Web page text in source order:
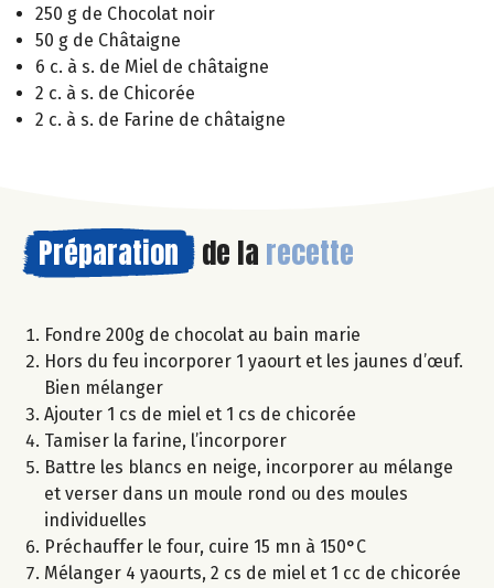
250 g de Chocolat noir
50 g de Châtaigne
6 c. à s. de Miel de châtaigne
2 c. à s. de Chicorée
2 c. à s. de Farine de châtaigne
Préparation de la recette
Fondre 200g de chocolat au bain marie
Hors du feu incorporer 1 yaourt et les jaunes d’œuf.
Bien mélanger
Ajouter 1 cs de miel et 1 cs de chicorée
Tamiser la farine, l’incorporer
Battre les blancs en neige, incorporer au mélange
et verser dans un moule rond ou des moules
individuelles
Préchauffer le four, cuire 15 mn à 150°C
Mélanger 4 yaourts, 2 cs de miel et 1 cc de chicorée